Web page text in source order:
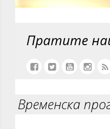
Пратите
Временска